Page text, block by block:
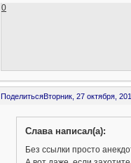
0
ПоделитьсяВторник, 27 октября,
Слава написал(а):
Без ссылки просто